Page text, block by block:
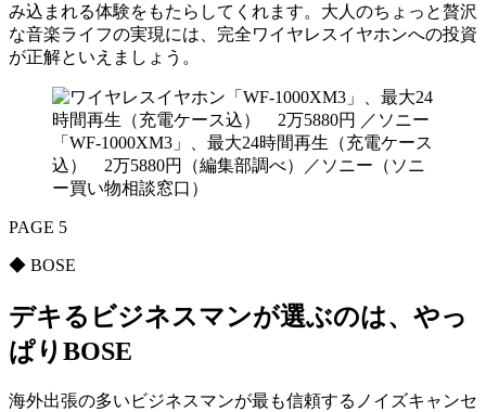
み込まれる体験をもたらしてくれます。大人のちょっと贅沢
な音楽ライフの実現には、完全ワイヤレスイヤホンへの投資
が正解といえましょう。
「WF-1000XM3」、最大24時間再生（充電ケース
込） 2万5880円（編集部調べ）／ソニー（ソニ
ー買い物相談窓口）
PAGE 5
◆ BOSE
デキるビジネスマンが選ぶのは、やっ
ぱりBOSE
海外出張の多いビジネスマンが最も信頼するノイズキャンセ